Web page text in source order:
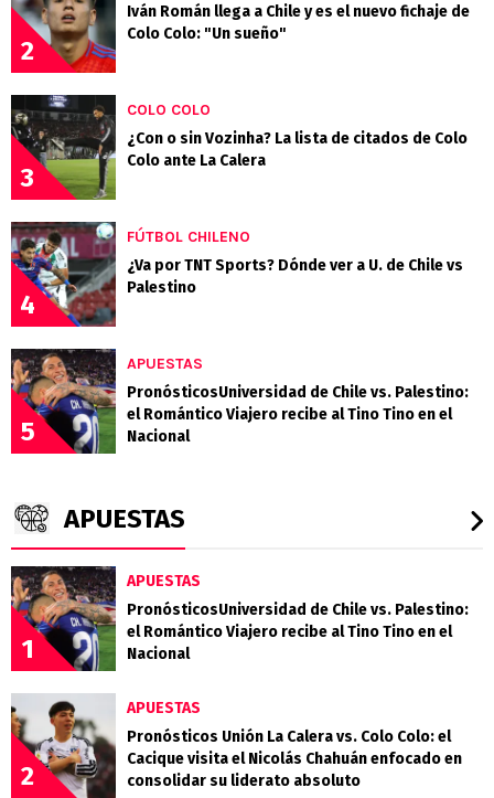
2
Iván Román llega a Chile y es el nuevo fichaje de
Colo Colo: "Un sueño"
3
COLO COLO
¿Con o sin Vozinha? La lista de citados de Colo
Colo ante La Calera
4
FÚTBOL CHILENO
¿Va por TNT Sports? Dónde ver a U. de Chile vs
Palestino
5
APUESTAS
PronósticosUniversidad de Chile vs. Palestino:
el Romántico Viajero recibe al Tino Tino en el
Nacional
APUESTAS
1
APUESTAS
PronósticosUniversidad de Chile vs. Palestino:
el Romántico Viajero recibe al Tino Tino en el
Nacional
2
APUESTAS
Pronósticos Unión La Calera vs. Colo Colo: el
Cacique visita el Nicolás Chahuán enfocado en
consolidar su liderato absoluto